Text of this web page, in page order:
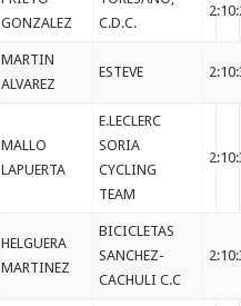
GONZALEZ
C.D.C.
MARTIN
ALVAREZ
ESTEVE
MALLO
LAPUERTA
E.LECLERC
SORIA
CYCLING
TEAM
HELGUERA
MARTINEZ
BICICLETAS
SANCHEZ-
CACHULI C.C